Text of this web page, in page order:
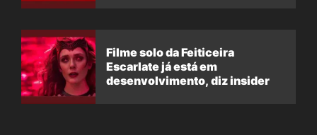
Filme solo da Feiticeira
Escarlate já está em
desenvolvimento, diz insider